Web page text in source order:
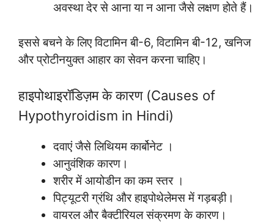
अवस्था देर से आना या न आना जैसे लक्षण होते हैं।
इससे बचने के लिए विटामिन बी-6, विटामिन बी-12, खनिज
और प्रोटीनयुक्त आहार का सेवन करना चाहिए।
हाइपोथाइरॉडिज़म के कारण (Causes of
Hypothyroidism in Hindi)
दवाएं जैसे लिथियम कार्बोनेट ।
आनुवंशिक कारण।
शरीर में आयोडीन का कम स्तर ।
पिट्यूटरी ग्रंथि और हाइपोथेलेमस में गड़बड़ी।
वायरल और बैक्टीरियल संक्रमण के कारण।